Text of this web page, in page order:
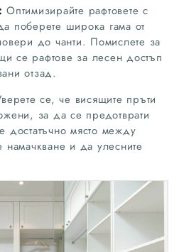
Оптимизирайте рафтовете с
поберете широка гама от
до чанти. Помислете за
се рафтове за лесен достъп
отзад.
се, че висящите пръти
за да се предотврати
достатъчно място между
намачкване и да улесните